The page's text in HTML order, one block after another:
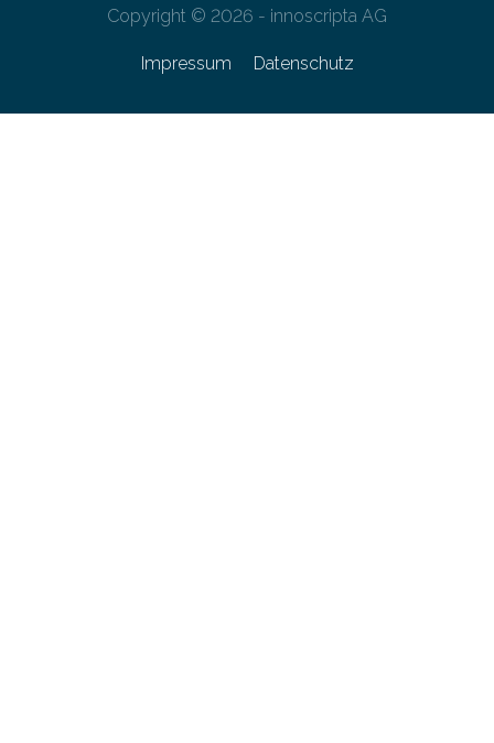
Copyright © 2026 - innoscripta AG
Impressum Datenschutz